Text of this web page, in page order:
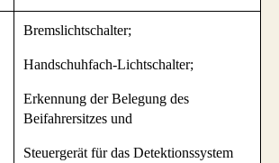
Bremslichtschalter;
Handschuhfach-Lichtschalter;
Erkennung der Belegung des
Beifahrersitzes und
Steuergerät für das Detektionssystem